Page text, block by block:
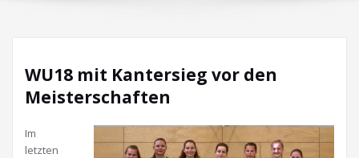
WU18 mit Kantersieg vor den
Meisterschaften
Im
letzten